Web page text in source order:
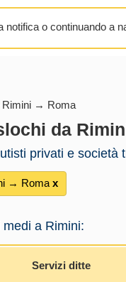
notifica o continuando a
Rimini → Roma
da
privati e società
→ Roma х
medi a Rimini:
Servizi ditte